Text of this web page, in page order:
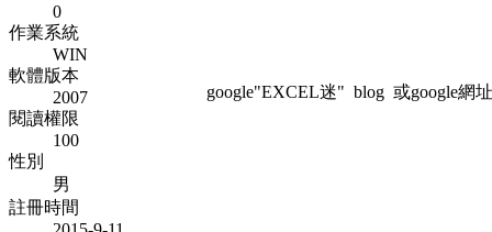
0
作業系統
WIN
軟體版本
2007
閱讀權限
100
性別
男
註冊時間
google"EXCEL迷" blog 或google網址